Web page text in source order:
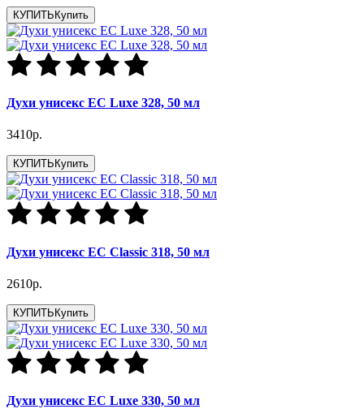
КУПИТЬ Купить
Духи унисекс EC Luxe 328, 50 мл
3410р.
КУПИТЬ Купить
Духи унисекс EC Classic 318, 50 мл
2610р.
КУПИТЬ Купить
Духи унисекс EC Luxe 330, 50 мл